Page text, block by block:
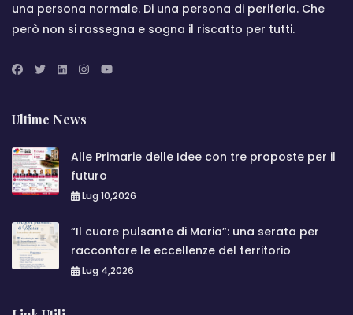
una persona normale. Di una persona di periferia. Che
però non si rassegna e sogna il riscatto per tutti.
Ultime News
Alle Primarie delle Idee con tre proposte per il
futuro
Lug 10,2026
“Il cuore pulsante di Maria”: una serata per
raccontare le eccellenze del territorio
Lug 4,2026